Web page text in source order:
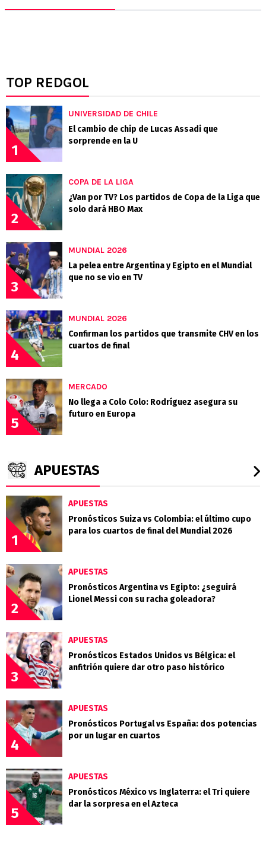
TOP REDGOL
1
UNIVERSIDAD DE CHILE
El cambio de chip de Lucas Assadi que
sorprende en la U
2
COPA DE LA LIGA
¿Van por TV? Los partidos de Copa de la Liga que
solo dará HBO Max
3
MUNDIAL 2026
La pelea entre Argentina y Egipto en el Mundial
que no se vio en TV
4
MUNDIAL 2026
Confirman los partidos que transmite CHV en los
cuartos de final
5
MERCADO
No llega a Colo Colo: Rodríguez asegura su
futuro en Europa
APUESTAS
1
APUESTAS
Pronósticos Suiza vs Colombia: el último cupo
para los cuartos de final del Mundial 2026
2
APUESTAS
Pronósticos Argentina vs Egipto: ¿seguirá
Lionel Messi con su racha goleadora?
3
APUESTAS
Pronósticos Estados Unidos vs Bélgica: el
anfitrión quiere dar otro paso histórico
4
APUESTAS
Pronósticos Portugal vs España: dos potencias
por un lugar en cuartos
5
APUESTAS
Pronósticos México vs Inglaterra: el Tri quiere
dar la sorpresa en el Azteca